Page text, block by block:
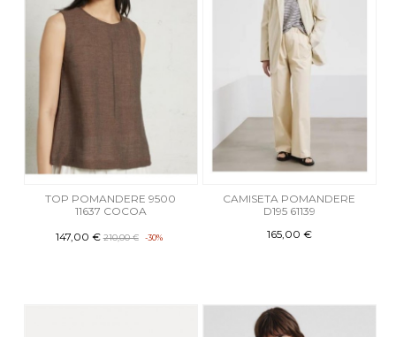
TOP POMANDERE 9500
11637 COCOA
147,00 € 210,00 € -30%
CAMISETA POMANDERE
D195 61139
165,00 €